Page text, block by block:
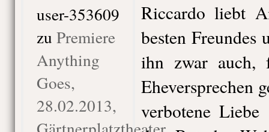
user-353609
zu Premiere
Anything
Goes,
28.02.2013,
Riccardo liebt
besten Freundes
ihn zwar auch,
Eheversprechen
verbotene Liebe